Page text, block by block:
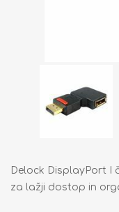
Delock DisplayPort I
za lažji dostop in